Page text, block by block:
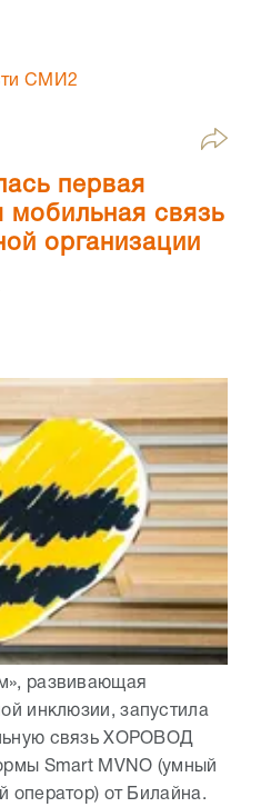
СМИ2
первая
мобильная связь
организации
развивающая
инклюзии, запустила
связь ХОРОВОД
Smart MVNO (умный
оператор) от Билайна.